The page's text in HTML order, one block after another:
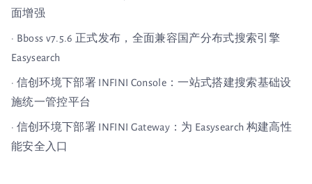
面增强
· Bboss v7.5.6 正式发布，全面兼容国产分布式搜索引擎
Easysearch
· 信创环境下部署 INFINI Console：一站式搭建搜索基础设
施统一管控平台
· 信创环境下部署 INFINI Gateway：为 Easysearch 构建高性
能安全入口